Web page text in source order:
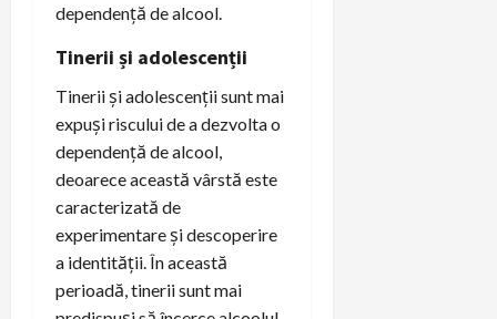
dependență de alcool.
Tinerii și adolescenții
Tinerii și adolescenții sunt mai
expuși riscului de a dezvolta o
dependență de alcool,
deoarece această vârstă este
caracterizată de
experimentare și descoperire
a identității. În această
perioadă, tinerii sunt mai